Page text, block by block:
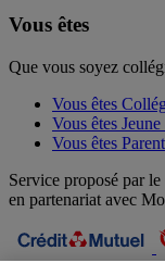
Vous êtes
Que vous soyez
Vous êtes
Vous êtes
Vous êtes Parent
Service proposé par
en partenariat avec